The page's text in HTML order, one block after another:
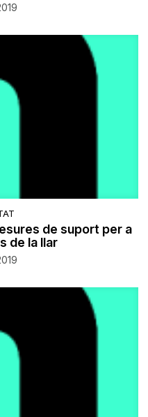
de suport per a
de la llar